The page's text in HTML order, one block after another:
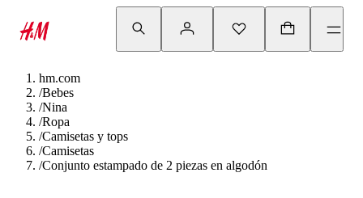
hm.com
/Bebes
/Nina
/Ropa
/Camisetas y tops
/Camisetas
/Conjunto estampado de 2 piezas en algodón